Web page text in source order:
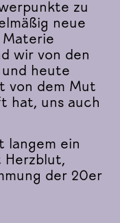
zu
neue
Materie
wir von den
und heute
von dem Mut
hat, uns auch
langem ein
Herzblut,
der 20er